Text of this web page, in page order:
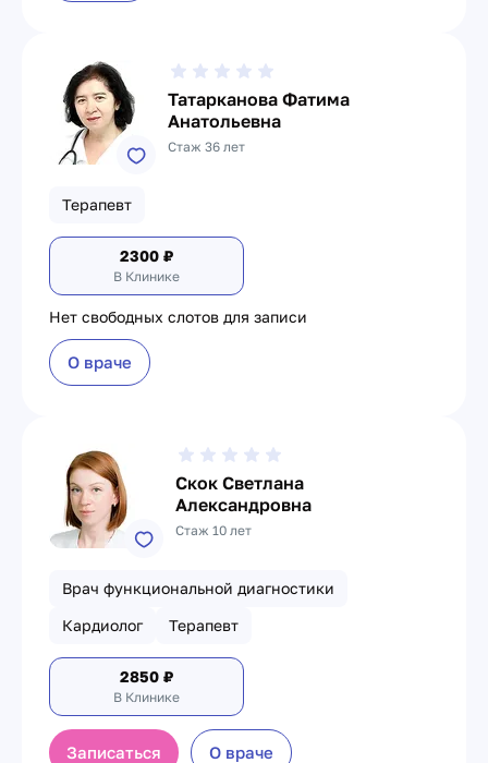
Татарканова Фатима
Анатольевна
Стаж 36 лет
Терапевт
2300 ₽
В Клинике
Нет свободных слотов для записи
О враче
Скок Светлана
Александровна
Стаж 10 лет
Врач функциональной диагностики
Кардиолог
Терапевт
2850 ₽
В Клинике
Записаться О враче